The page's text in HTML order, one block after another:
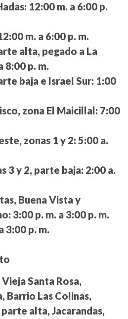
12:00 m. a 6:00 p.
m. a 6:00 p. m.
alta, pegado a La
8:00 p. m.
baja e Israel Sur: 1:00
zona El Maicillal: 7:00
zonas 1 y 2: 5:00 a.
3 y 2, parte baja: 2:00 a.
Buena Vista y
3:00 p. m. a 3:00 p. m.
3:00 p. m.
Santa Rosa,
Barrio Las Colinas,
alta, Jacarandas,